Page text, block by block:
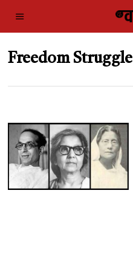
Freedom Struggle